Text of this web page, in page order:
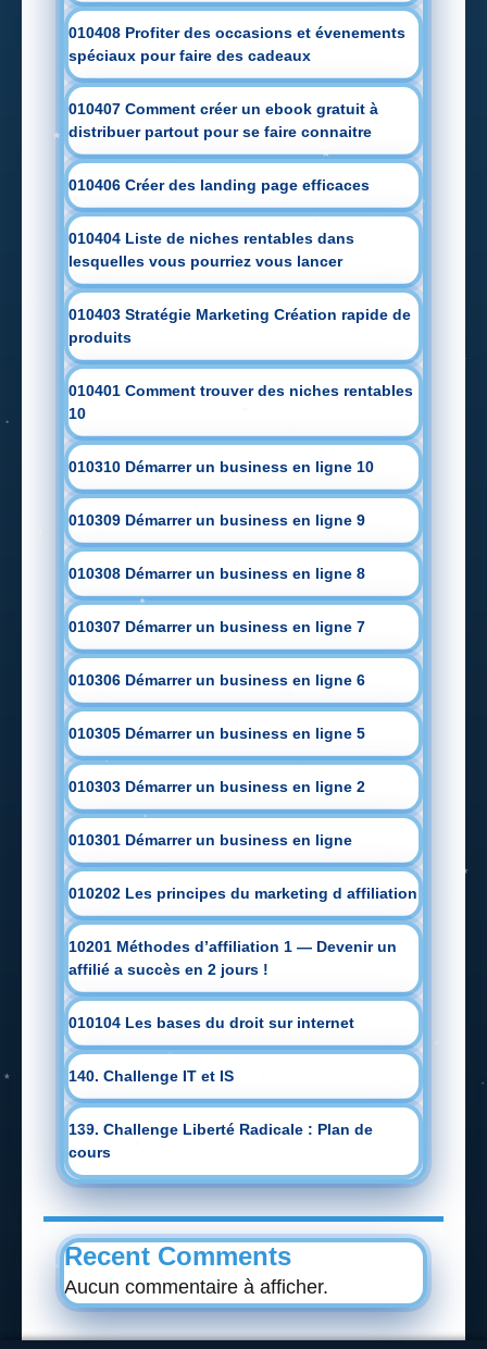
010408 Profiter des occasions et évenements
spéciaux pour faire des cadeaux
010407 Comment créer un ebook gratuit à
distribuer partout pour se faire connaitre
010406 Créer des landing page efficaces
010404 Liste de niches rentables dans
lesquelles vous pourriez vous lancer
010403 Stratégie Marketing Création rapide de
produits
010401 Comment trouver des niches rentables
10
010310 Démarrer un business en ligne 10
010309 Démarrer un business en ligne 9
010308 Démarrer un business en ligne 8
010307 Démarrer un business en ligne 7
010306 Démarrer un business en ligne 6
010305 Démarrer un business en ligne 5
010303 Démarrer un business en ligne 2
010301 Démarrer un business en ligne
010202 Les principes du marketing d affiliation
10201 Méthodes d’affiliation 1 — Devenir un
affilié a succès en 2 jours !
010104 Les bases du droit sur internet
140. Challenge IT et IS
139. Challenge Liberté Radicale : Plan de
cours
Recent Comments
Aucun commentaire à afficher.